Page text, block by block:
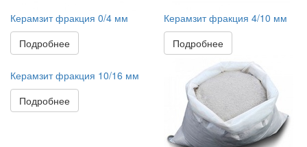
Керамзит фракция 0/4 мм
Подробнее
Керамзит фракция 4/10 мм
Подробнее
Керамзит фракция 10/16 мм
Подробнее